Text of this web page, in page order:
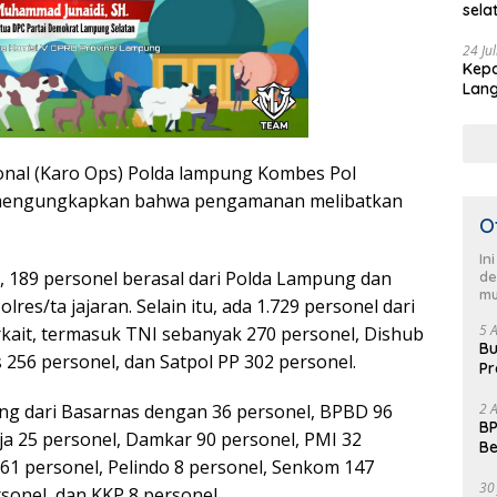
(Karo Ops) Polda lampung Kombes Pol
bahwa pengamanan melibatkan
personel berasal dari Polda Lampung dan
ta jajaran. Selain itu, ada 1.729 personel dari
termasuk TNI sebanyak 270 personel, Dishub
personel, dan Satpol PP 302 personel.
dari Basarnas dengan 36 personel, BPBD 96
25 personel, Damkar 90 personel, PMI 32
personel, Pelindo 8 personel, Senkom 147
24
5
2